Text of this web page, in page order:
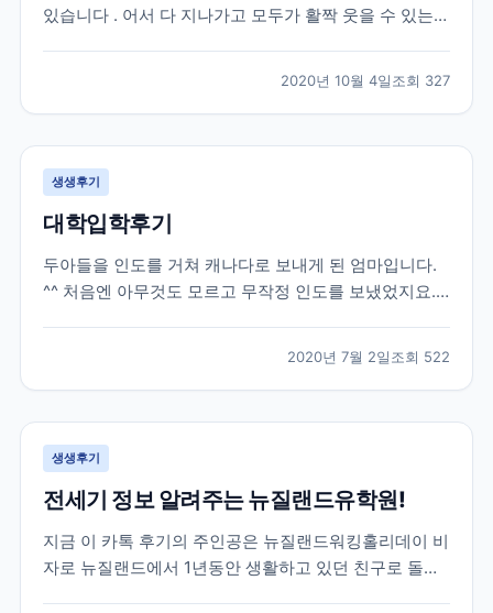
있습니다 . 어서 다 지나가고 모두가 활짝 웃을 수 있는
들이 제 후기를 통해 결정하시는 데 조금이나마 도움이
되길 바라는 마음에 글을 올려 봅니다 . 제...
2020년 10월 4일조회 327
생생후기
대학입학후기
두아들을 인도를 거쳐 캐나다로 보내게 된 엄마입니다.
^^ 처음엔 아무것도 모르고 무작정 인도를 보냈었지요.
니다. 그러다가 큰아들이 캐나다에 정착하고싶고, 워터
루대학교를 목표로 가고싶다하길래 브레이크에듀를 알
게 되었고,...
2020년 7월 2일조회 522
생생후기
전세기 정보 알려주는 뉴질랜드유학원!
지금 이 카톡 후기의 주인공은 뉴질랜드워킹홀리데이 비
자로 뉴질랜드에서 1년동안 생활하고 있던 친구로 돌아